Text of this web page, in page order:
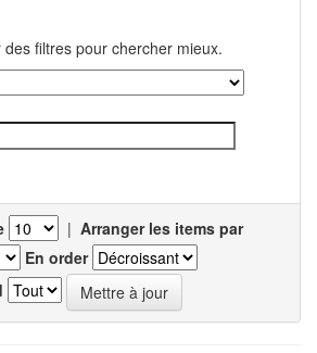
filtres pour chercher mieux.
| Arranger les items par
En order